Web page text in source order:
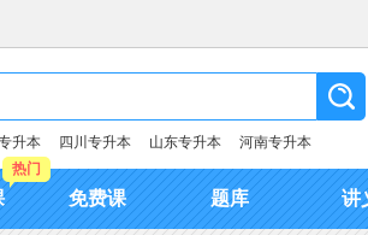
升本 四川专升本 山东专升本 河南专升本
热门
免费课 题库 讲